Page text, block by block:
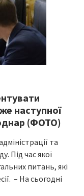
наступної
(ФОТО)
та
Під час якої
питань, які
– На сьогодні